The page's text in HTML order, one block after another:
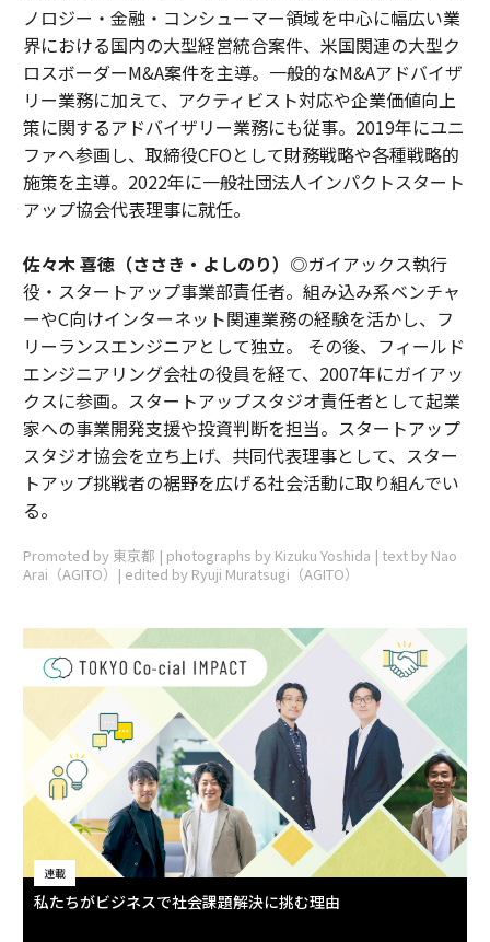
ノロジー・金融・コンシューマー領域を中心に幅広い業
界における国内の大型経営統合案件、米国関連の大型ク
ロスボーダーM&A案件を主導。一般的なM&Aアドバイザ
リー業務に加えて、アクティビスト対応や企業価値向上
策に関するアドバイザリー業務にも従事。2019年にユニ
ファへ参画し、取締役CFOとして財務戦略や各種戦略的
施策を主導。2022年に一般社団法人インパクトスタート
アップ協会代表理事に就任。
佐々木 喜徳（ささき・よしのり） ◎ガイアックス執行
役・スタートアップ事業部責任者。組み込み系ベンチャ
ーやC向けインターネット関連業務の経験を活かし、フ
リーランスエンジニアとして独立。 その後、フィールド
エンジニアリング会社の役員を経て、2007年にガイアッ
クスに参画。スタートアップスタジオ責任者として起業
家への事業開発支援や投資判断を担当。スタートアップ
スタジオ協会を立ち上げ、共同代表理事として、スター
トアップ挑戦者の裾野を広げる社会活動に取り組んでい
る。
Promoted by 東京都 | photographs by Kizuku Yoshida | text by Nao
Arai（AGITO）| edited by Ryuji Muratsugi（AGITO）
連載
私たちがビジネスで社会課題解決に挑む理由